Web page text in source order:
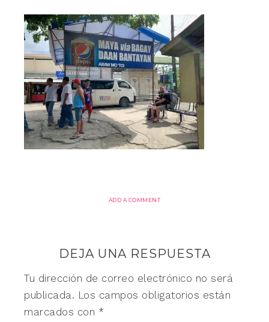
ADD A COMMENT
DEJA UNA RESPUESTA
Tu dirección de correo electrónico no será
publicada. Los campos obligatorios están
marcados con *